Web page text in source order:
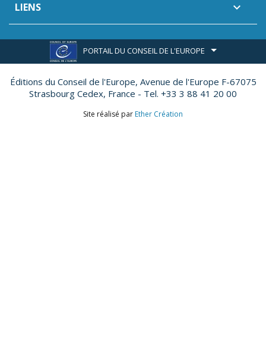
LIENS 
PORTAIL DU CONSEIL DE L'EUROPE
Éditions du Conseil de l'Europe, Avenue de l'Europe F-67075
Strasbourg Cedex, France - Tel. +33 3 88 41 20 00
Site réalisé par Ether Création